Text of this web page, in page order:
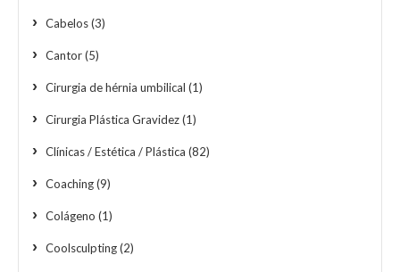
Cabelos(3)
Cantor(5)
Cirurgia de hérnia umbilical (1)
Cirurgia Plástica Gravidez(1)
Clínicas / Estética / Plástica (82)
Coaching(9)
Colágeno (1)
Coolsculpting(2)